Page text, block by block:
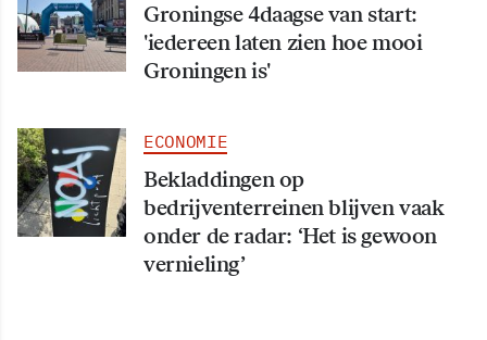
Groningse 4daagse van start:
'iedereen laten zien hoe mooi
Groningen is'
ECONOMIE
Bekladdingen op
bedrijventerreinen blijven vaak
onder de radar: ‘Het is gewoon
vernieling’